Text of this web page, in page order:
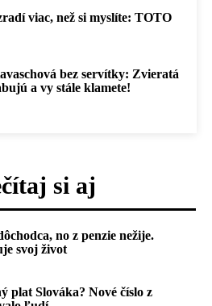
viac, než si myslíte: TOTO
bez servítky: Zvieratá
a vy stále klamete!
si aj
no z penzie nežije.
svoj život
plat Slováka? Nové číslo z